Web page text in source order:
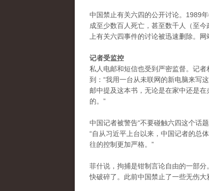
中国禁止有关六四的公开讨论。1989
成至少数百人死亡，甚至数千人（至
上有关六四事件的讨论被迅速删除。
记者受监控
私人电邮和短信也受到严密监督。记
到：“我用一台从未联网的新电脑来写
邮中提及这本书，无论是在家中还是
的。”
中国记者被警告“不要碰触六四这个话
“自从习近平上台以来，中国记者的总
往的控制更加严格。”
菲什说，拘捕是钳制言论自由的一部
快破碎了。此前中国禁止了一些无伤大